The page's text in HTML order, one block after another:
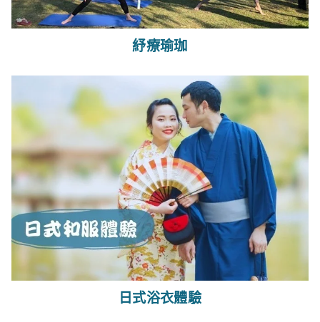
紓療瑜珈
日式浴衣體驗